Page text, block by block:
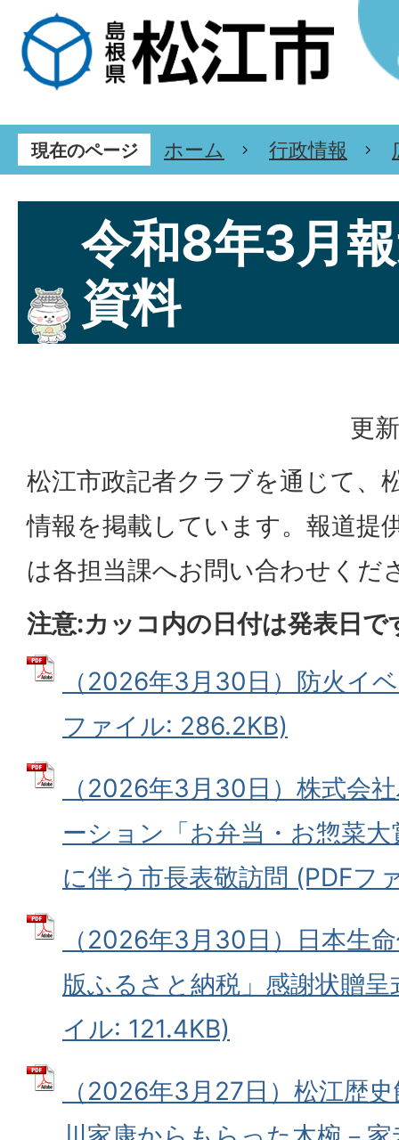
現在のページ ホーム 行政情報
令和8年3月
資料
更
松江市政記者クラブを通じて、
情報を掲載しています。報道提
は各担当課へお問い合わせくだ
注意:カッコ内の日付は発表日で
（2026年3月30日）防火イ
ファイル: 286.2KB)
（2026年3月30日）株式会
ーション「お弁当・お惣菜
に伴う市長表敬訪問 (PDFフ
（2026年3月30日）日本生
版ふるさと納税」感謝状贈
イル: 121.4KB)
（2026年3月27日）松江歴